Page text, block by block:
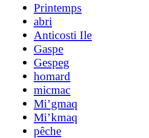
Printemps
abri
Anticosti Ile
Gaspe
Gespeg
homard
micmac
Mi’gmaq
Mi’kmaq
pêche